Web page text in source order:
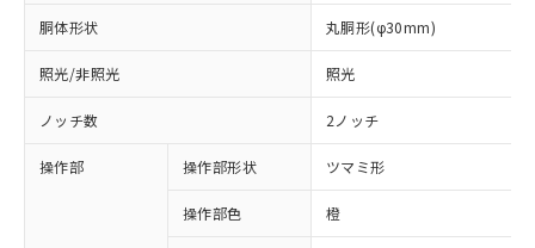
胴体形状 丸胴形(φ30mm)
照光/非照光 照光
ノッチ数 2ノッチ
操作部 操作部形状 ツマミ形
操作部色 橙